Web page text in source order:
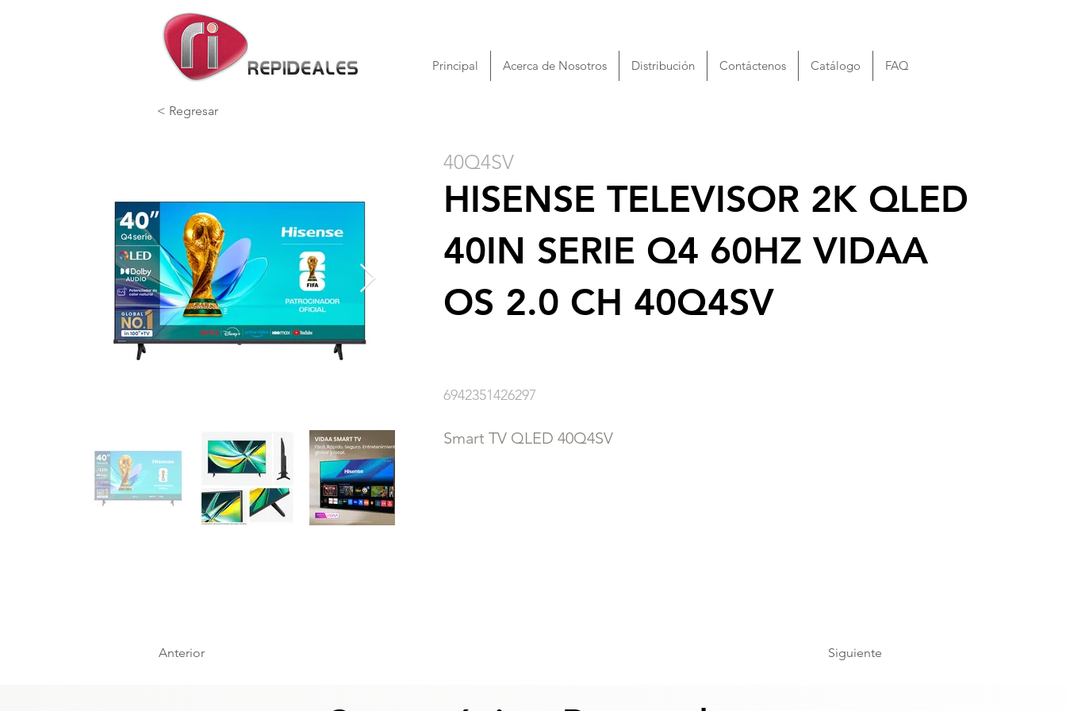
Principal Acerca de Nosotros Distribución Contáctenos Catálogo FAQ
< Regresar
40Q4SV
HISENSE TELEVISOR 2K QLED
40IN SERIE Q4 60HZ VIDAA
OS 2.0 CH 40Q4SV
Smart TV QLED 40Q4SV
6942351426297
Anterior Siguiente